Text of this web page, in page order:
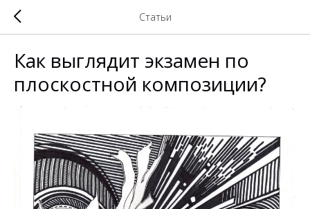
Статьи
Как выглядит экзамен по
плоскостной композиции?